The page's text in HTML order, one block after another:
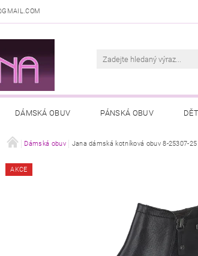
DÁMSKÁ OBUV PÁNSKÁ OBUV
VŠEOBECNÉ OBCHODNÍ PODMÍNKY
Dámská obuv Jana dámská kotníková obuv 8-25307-25
AKCE